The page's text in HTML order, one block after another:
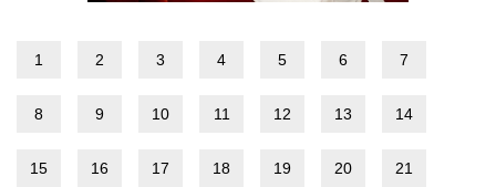
1 2 3 4 5 6 7
8 9 10 11 12 13 14
15 16 17 18 19 20 21